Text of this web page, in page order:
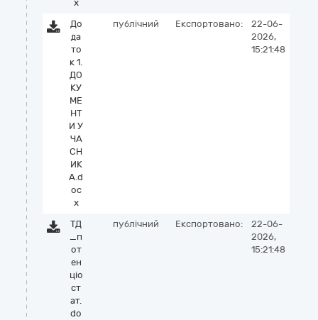
x
До
да
то
к 1.
ДО
КУ
МЕ
НТ
И У
ЧА
СН
ИК
А.d
oc
x
публічний Експортовано:
22-06-
2026,
15:21:48
ТД
_п
от
ен
ціо
ст
ат.
do
публічний Експортовано:
22-06-
2026,
15:21:48